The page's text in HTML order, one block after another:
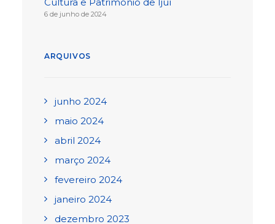
6 de junho de 2024
ARQUIVOS
junho 2024
maio 2024
abril 2024
março 2024
fevereiro 2024
janeiro 2024
dezembro 2023